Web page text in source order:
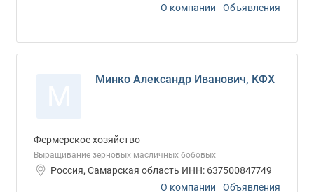
О компании
Объявления
Минко Александр Иванович, КФХ
Фермерское хозяйство
Выращивание зерновых масличных бобовых
Россия, Самарская область ИНН: 637500847749
О компании
Объявления